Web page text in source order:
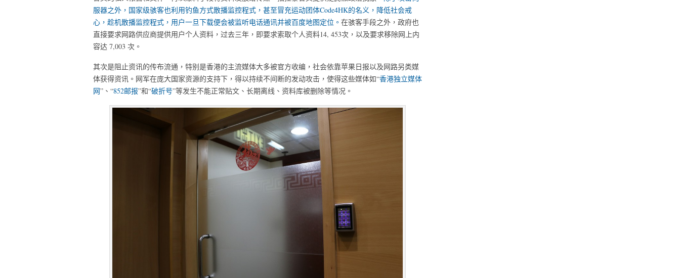
服器之外，国家级骇客也利用钓鱼方式散播监控程式，甚至冒充运动团体Code4HK的名义，降低社会戒
心，趁机散播监控程式，用户一旦下载便会被监听电话通讯并被百度地图定位。 在骇客手段之外，政府也
直接要求网路供应商提供用户个人资料，过去三年，即要求索取个人资料14, 453次，以及要求移除网上内
容达 7,003 次。
其次是阻止资讯的传布流通，特别是香港的主流媒体大多被官方收编，社会依靠苹果日报以及网路另类媒
体获得资讯。网军在庞大国家资源的支持下，得以持续不间断的发动攻击，使得这些媒体如“香港独立媒体
网”、“852邮报”和“破折号”等发生不能正常贴文、长期离线、资料库被删除等情况。